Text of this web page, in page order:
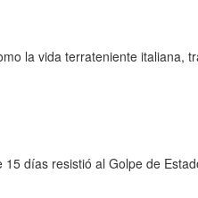
la vida terrateniente
días resistió al Golpe de